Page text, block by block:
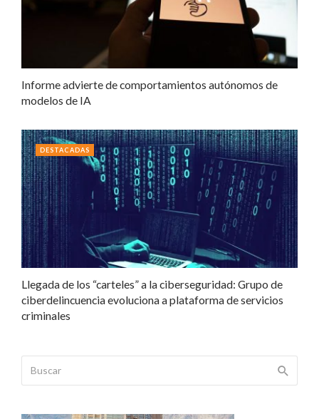
Informe advierte de comportamientos autónomos de
modelos de IA
Llegada de los “carteles” a la ciberseguridad: Grupo de
ciberdelincuencia evoluciona a plataforma de servicios
criminales
DESTACADAS